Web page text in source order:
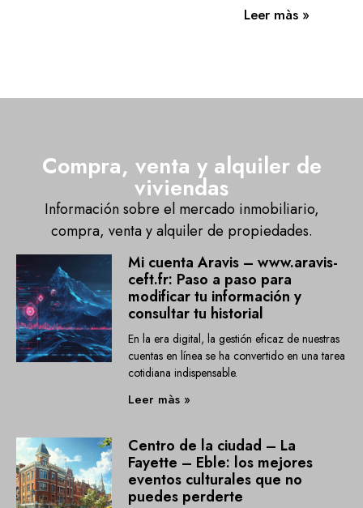
Leer màs »
Compra, venta y alquiler de
viviendas
Información sobre el mercado inmobiliario,
compra, venta y alquiler de propiedades.
Mi cuenta Aravis – www.aravis-
ceft.fr: Paso a paso para
modificar tu información y
consultar tu historial
En la era digital, la gestión eficaz de nuestras
cuentas en línea se ha convertido en una tarea
cotidiana indispensable.
Leer màs »
Centro de la ciudad – La
Fayette – Eble: los mejores
eventos culturales que no
puedes perderte